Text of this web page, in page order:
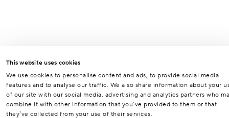
This website uses cookies
We use cookies to personalise content and ads, to provide social media
features and to analyse our traffic. We also share information about your
of our site with our social media, advertising and analytics partners who
combine it with other information that you’ve provided to them or that
they’ve collected from your use of their services.